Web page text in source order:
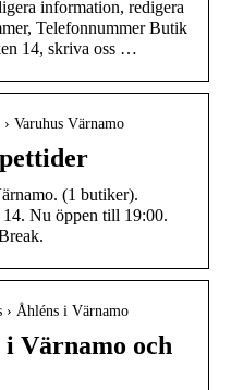
information, redigera
Telefonnummer Butik
14, skriva oss …
Varuhus Värnamo
(1 butiker).
14. Nu öppen till 19:00.
Åhléns i Värnamo
Värnamo och